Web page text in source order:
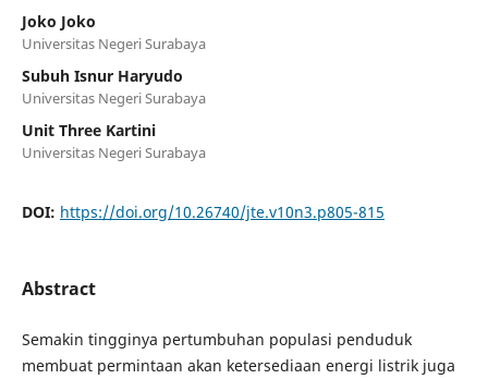
Joko Joko
Universitas Negeri Surabaya
Subuh Isnur Haryudo
Universitas Negeri Surabaya
Unit Three Kartini
Universitas Negeri Surabaya
DOI: https://doi.org/10.26740/jte.v10n3.p805-815
Abstract
Semakin tingginya pertumbuhan populasi penduduk
membuat permintaan akan ketersediaan energi listrik juga